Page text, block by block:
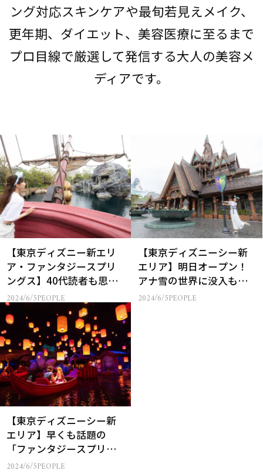
ング対応スキンケアや最旬若見えメイク、
更年期、ダイエット、美容医療に至るまで
プロ目線で厳選して発信する大人の美容メ
ディアです。
【東京ディズニー新エリ
ア・ファンタジースプリ
ングス】40代読者も思わ
ず感涙…大人の注目ポイ
ントは
2024/6/5PEOPLE
【東京ディズニーシー新
エリア】明日オープン！
アナ雪の世界に没入も…
エリア別徹底レポ
2024/6/5PEOPLE
【東京ディズニーシー新
エリア】早くも話題の
「ファンタジースプリン
グス」！ラプンツェルの
2024/6/5PEOPLE